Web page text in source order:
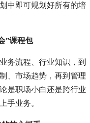
中即可规划好所有的培
”课程包
务流程、行业知识，到
、市场趋势，再到管理
是职场小白还是跨行业
手业务。